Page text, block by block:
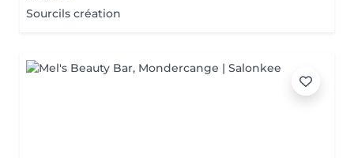
Sourcils création